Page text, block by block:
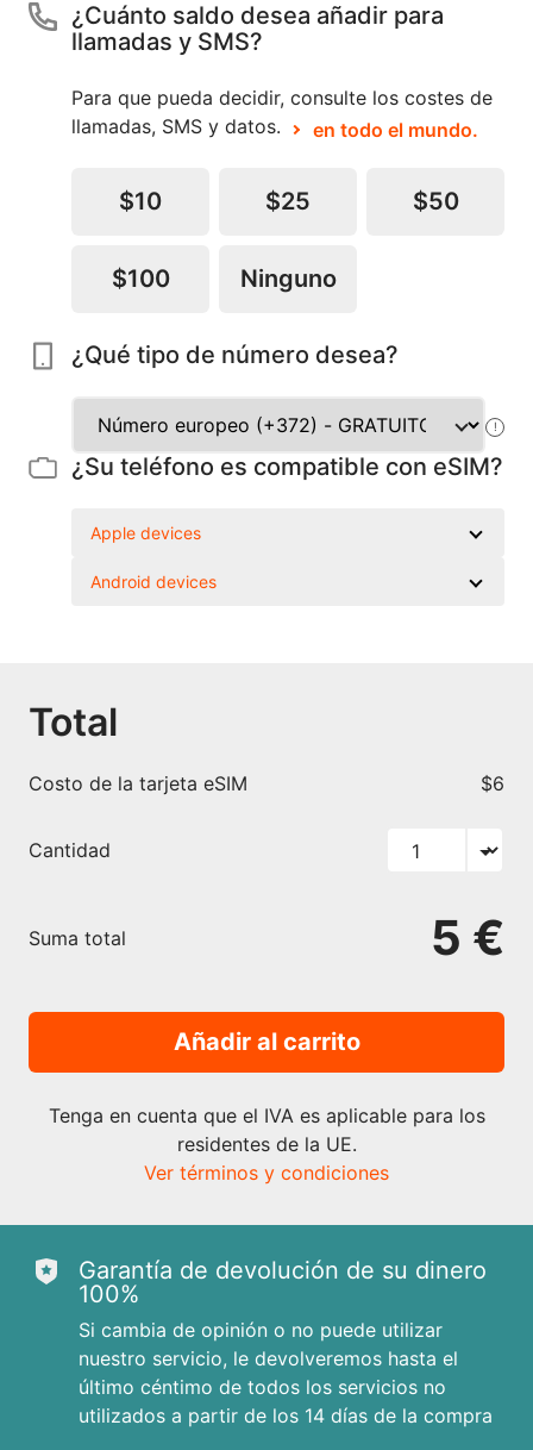
¿Cuánto saldo desea añadir para
llamadas y SMS?
Para que pueda decidir, consulte los costes de
llamadas, SMS y datos.
en todo el mundo.
$10 $25 $50
$100 Ninguno
¿Qué tipo de número desea?
!
¿Su teléfono es compatible con eSIM?
Apple devices
Android devices
Total
Costo de la tarjeta eSIM $6
Cantidad
Suma total 5 €
Añadir al carrito
Tenga en cuenta que el IVA es aplicable para los
residentes de la UE.
Ver términos y condiciones
Garantía de devolución de su dinero
100%
Si cambia de opinión o no puede utilizar
nuestro servicio, le devolveremos hasta el
último céntimo de todos los servicios no
utilizados a partir de los 14 días de la compra